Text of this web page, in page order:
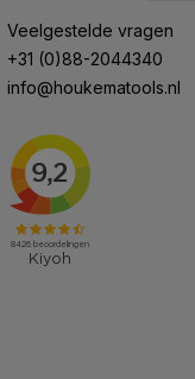
Veelgestelde vragen
+31 (0)88-2044340
info@houkematools.nl